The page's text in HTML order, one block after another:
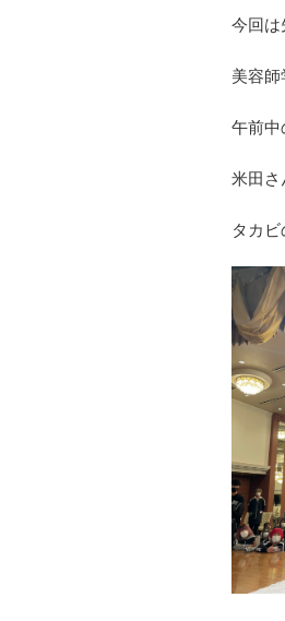
今回は
美容師
午前
米田さ
タカ